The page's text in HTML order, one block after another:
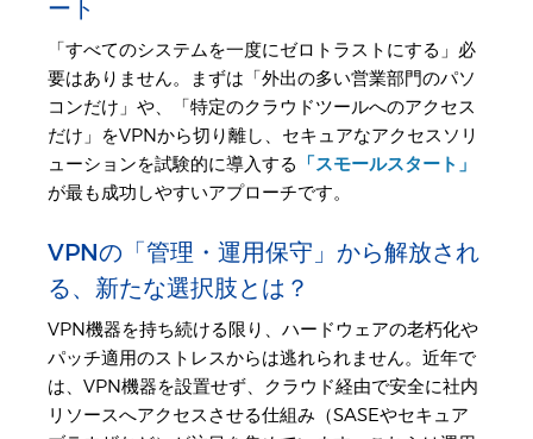
ート
「すべてのシステムを一度にゼロトラストにする」必
要はありません。まずは「外出の多い営業部門のパソ
コンだけ」や、「特定のクラウドツールへのアクセス
だけ」をVPNから切り離し、セキュアなアクセスソリ
ューションを試験的に導入する
「スモールスタート」
が最も成功しやすいアプローチです。
VPNの「管理・運用保守」から解放され
る、新たな選択肢とは？
VPN機器を持ち続ける限り、ハードウェアの老朽化や
パッチ適用のストレスからは逃れられません。近年で
は、VPN機器を設置せず、クラウド経由で安全に社内
リソースへアクセスさせる仕組み（SASEやセキュア